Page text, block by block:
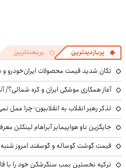
پربازدیدترین پربحث‌ترین
تکان شدید قیمت محصولات ایران‌خودرو و سایپا
آغاز همکاری موشکی ایران و کره شمالی؟/
تذکر رهبر انقلاب به انقلابیون؛ چرا عمل
جایگزین ناو هواپیمابر آبراهام لینکلن
قیمت گوشت گوساله و گوسفند امروز شنبه ۱۷ مرداد ۱۴۰۵ +جدول
ترکیه نخستین بمب سنگرشکن خود را با